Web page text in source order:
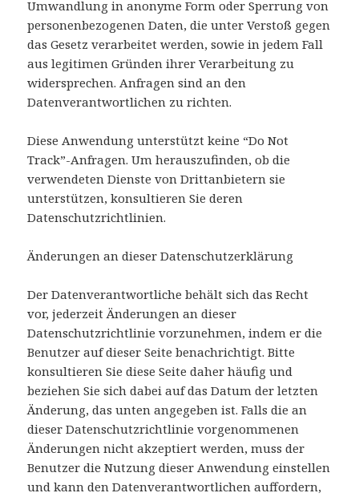
Umwandlung in anonyme Form oder Sperrung von
personenbezogenen Daten, die unter Verstoß gegen
das Gesetz verarbeitet werden, sowie in jedem Fall
aus legitimen Gründen ihrer Verarbeitung zu
widersprechen. Anfragen sind an den
Datenverantwortlichen zu richten.
Diese Anwendung unterstützt keine “Do Not
Track”-Anfragen. Um herauszufinden, ob die
verwendeten Dienste von Drittanbietern sie
unterstützen, konsultieren Sie deren
Datenschutzrichtlinien.
Änderungen an dieser Datenschutzerklärung
Der Datenverantwortliche behält sich das Recht
vor, jederzeit Änderungen an dieser
Datenschutzrichtlinie vorzunehmen, indem er die
Benutzer auf dieser Seite benachrichtigt. Bitte
konsultieren Sie diese Seite daher häufig und
beziehen Sie sich dabei auf das Datum der letzten
Änderung, das unten angegeben ist. Falls die an
dieser Datenschutzrichtlinie vorgenommenen
Änderungen nicht akzeptiert werden, muss der
Benutzer die Nutzung dieser Anwendung einstellen
und kann den Datenverantwortlichen auffordern,